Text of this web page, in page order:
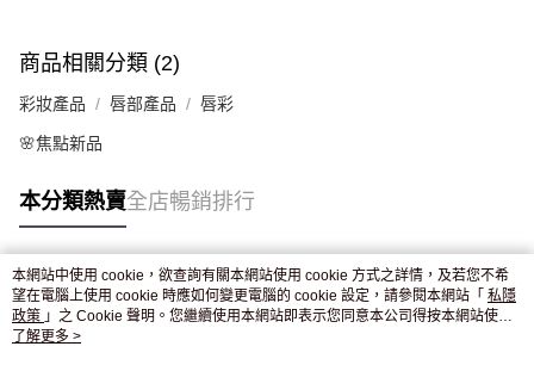
商品相關分類 (2)
彩妝產品 唇部產品 唇彩
🌸焦點新品
本分類熱賣全店暢銷排行
熱門標籤
熱銷排行
本網站中使用 cookie，欲查詢有關本網站使用 cookie 方式之詳情，及若您不希
望在電腦上使用 cookie 時應如何變更電腦的 cookie 設定，請參閱本網站「 私隱
政策 」之 Cookie 聲明。您繼續使用本網站即表示您同意本公司得按本網站使用
條款之 Cookie 聲明使用 cookie。
了解更多 >